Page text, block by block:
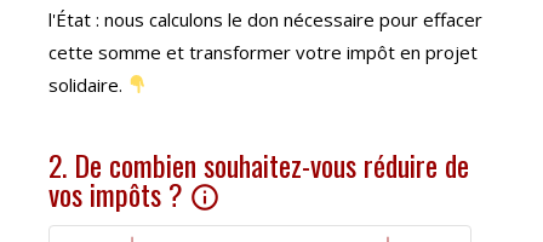
l'État : nous calculons le don nécessaire pour effacer
cette somme et transformer votre impôt en projet
solidaire.
2. De combien souhaitez-vous réduire de
vos impôts ? info_outline